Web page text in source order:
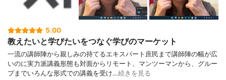
5.00
教えたいと学びたいをつなぐ学びのマーケット
一流の講師陣から親しみの持てるエキスパート庶民まで講師陣の幅が広
いのに実力派講義形態も対面からリモート、マンツーマンから、グルー
プまでいろんな形式での講義を受け…続きを見る